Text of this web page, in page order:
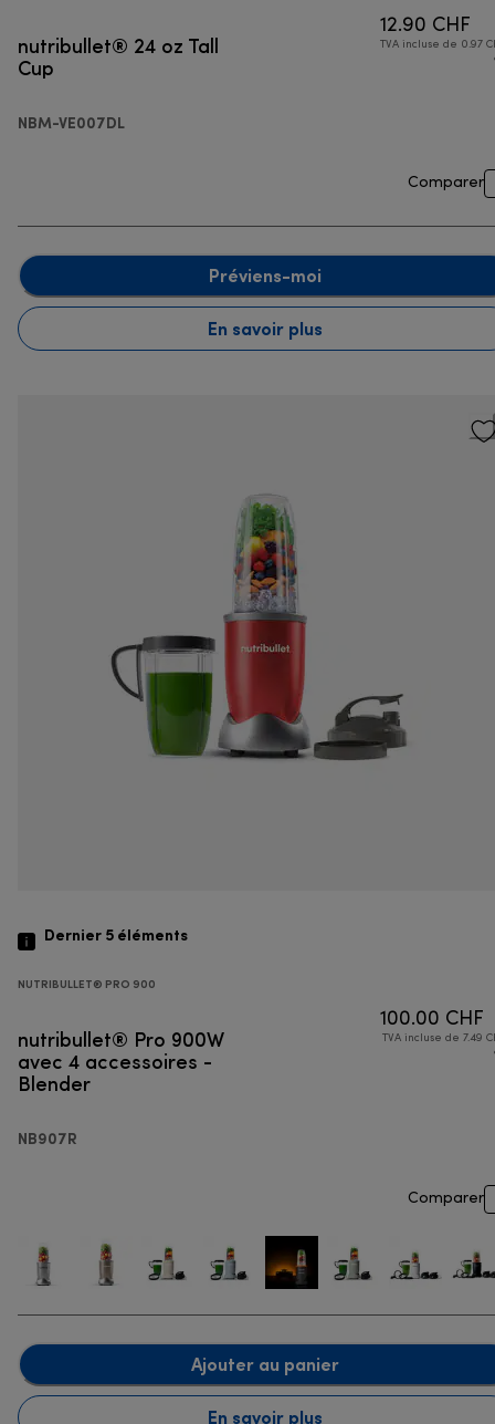
nutribullet® 24 oz Tall
Cup
NBM-VE007DL
12.90 CHF
TVA incluse de 0.97
Comparer
Préviens-moi
En savoir plus
Dernier 5 éléments
NUTRIBULLET® PRO 900
nutribullet® Pro 900W
avec 4 accessoires -
Blender
NB907R
100.00 CHF
TVA incluse de 7.49
Comparer
Ajouter au panier
En savoir plus